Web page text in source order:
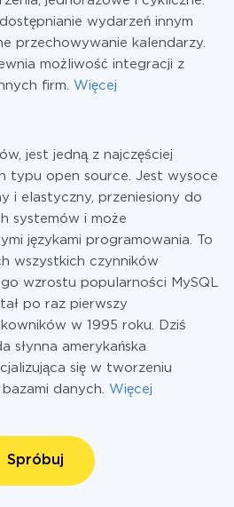
wydarzeń innym
przechowywanie kalendarzy.
możliwość integracji z
firm. Więcej
jest jedną z najczęściej
typu open source. Jest wysoce
i elastyczny, przeniesiony do
systemów i może
językami programowania. To
wszystkich czynników
wzrostu popularności MySQL
po raz pierwszy
w 1995 roku. Dziś
słynna amerykańska
się w tworzeniu
danych. Więcej
Spróbuj